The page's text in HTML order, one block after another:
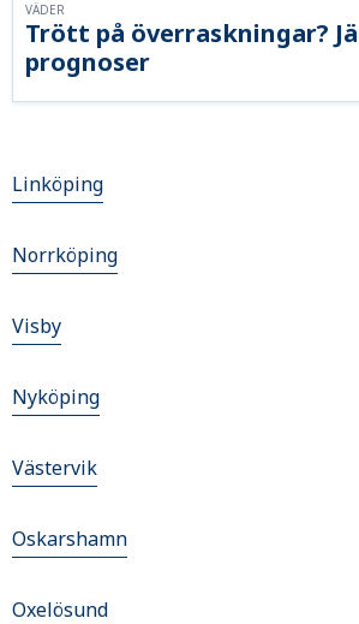
Trött på överraskningar?
prognoser
VÄDER
Linköping
Norrköping
Visby
Nyköping
Västervik
Oskarshamn
Oxelösund